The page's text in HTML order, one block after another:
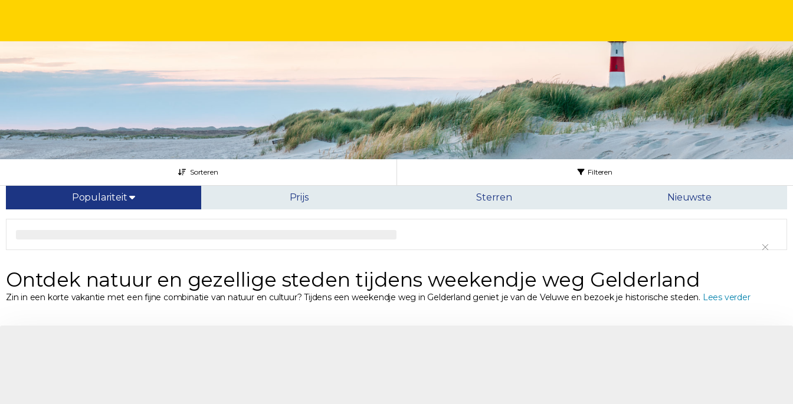
Sorteren Filteren
Populariteit Prijs Sterren Nieuwste
Ontdek natuur en gezellige steden tijdens weekendje weg Gelderland
Zin in een korte vakantie met een fijne combinatie van natuur en cultuur? Tijdens een weekendje weg in Gelderland geniet je van de Veluwe en bezoek je historische steden. Lees verder